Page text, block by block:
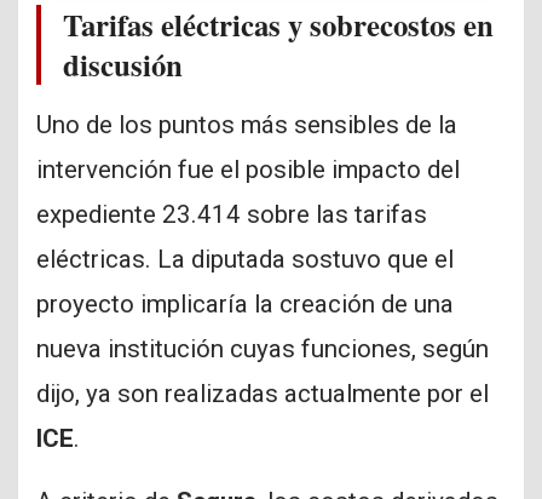
Tarifas eléctricas y sobrecostos en
discusión
Uno de los puntos más sensibles de la
intervención fue el posible impacto del
expediente 23.414 sobre las tarifas
eléctricas. La diputada sostuvo que el
proyecto implicaría la creación de una
nueva institución cuyas funciones, según
dijo, ya son realizadas actualmente por el
ICE.